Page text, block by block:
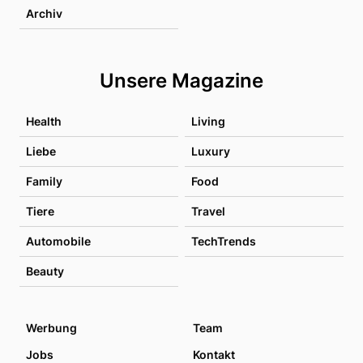
Archiv
Unsere Magazine
Health Living
Liebe Luxury
Family Food
Tiere Travel
Automobile TechTrends
Beauty
Werbung
Team
Jobs
Kontakt